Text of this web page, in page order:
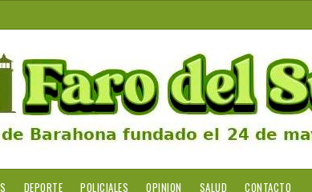
DEPORTE POLICIALES OPINION SALUD CONTACTO